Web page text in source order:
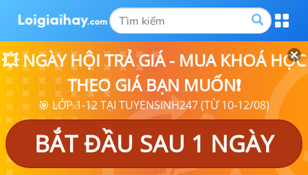
💥 NGÀY HỘI TRẢ GIÁ - MUA KHOÁ HỌC
THEO GIÁ BẠN MUỐN❗
🎯 LỚP 1-12 TẠI TUYENSINH247 (TỪ 10-12/08)
BẮT ĐẦU SAU 1 NGÀY